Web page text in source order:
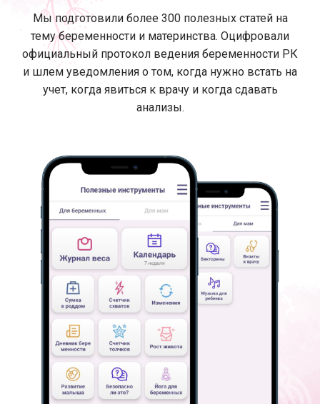
Мы подготовили более 300 полезных статей на
тему беременности и материнства. Оцифровали
официальный протокол ведения беременности РК
и шлем уведомления о том, когда нужно встать на
учет, когда явиться к врачу и когда сдавать
анализы.